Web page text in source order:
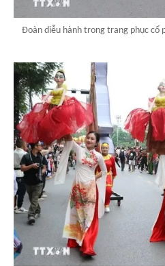
Đoàn diễu hành trong trang phục cổ